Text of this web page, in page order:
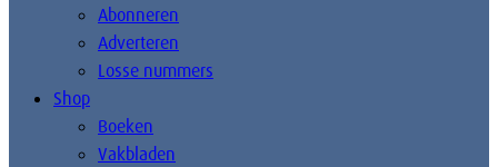
Abonneren
Adverteren
Losse nummers
Shop
Boeken
Vakbladen